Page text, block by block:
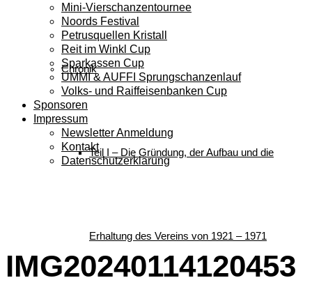
Chronik
Teil I – Die Gründung, der Aufbau und die
Erhaltung des Vereins von 1921 – 1971
Mini-Vierschanzentournee
Noords Festival
Petrusquellen Kristall
Reit im Winkl Cup
Sparkassen Cup
UMMI & AUFFI Sprungschanzenlauf
Volks- und Raiffeisenbanken Cup
Sponsoren
Impressum
Newsletter Anmeldung
Kontakt
Datenschutzerklärung
IMG20240114120453